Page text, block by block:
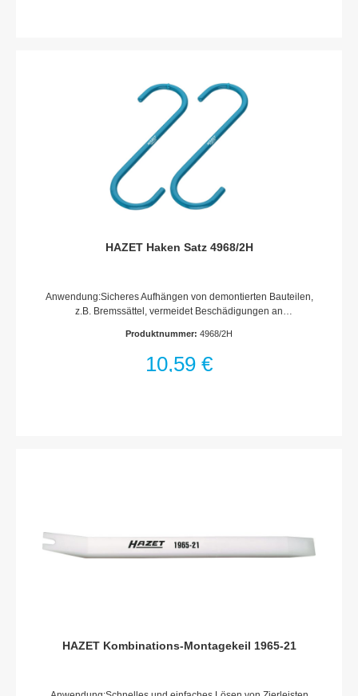
Schleifmittel und topfförmige SchleiftellerKein
FunkenflugAnzahl Werkzeuge: 2
HAZET Haken Satz 4968/2H
Anwendung:Sicheres Aufhängen von demontierten Bauteilen,
z.B. Bremssättel, vermeidet Beschädigungen an
7 mmOberfläche: tauchlackiertAbmessungen / Länge: 190 mm
Produktnummer: 4968/2H
10,59 €
HAZET Kombinations-Montagekeil 1965-21